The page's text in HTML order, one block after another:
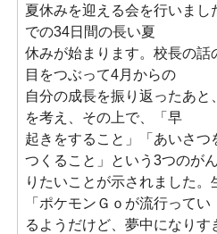
夏休みを迎える会を行いまし
での34日間の長い夏
休みが始まります。校長の話
目をつぶって4月からの
自分の成長を振り返ったあと
を考え、その上で、「早
起きをすること」「あいさつ
つくること」という3つのが
りたいことが示されました
「ポケモンＧｏが流行ってい
るようだけど、夢中になりす